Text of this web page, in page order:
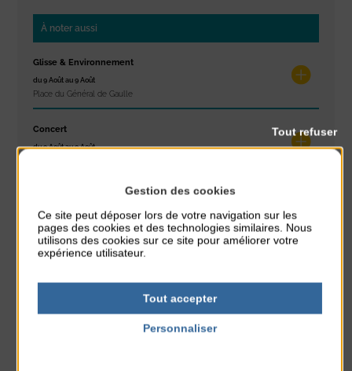
À noter aussi
Glisse & Environnement
du 9 Août au 9 Août
Place du Général de Gaulle
Concert
du 9 Août au 9 Août
Exposition « Itinéraires »
du 10 Août au 16 Août
Petit Office
du 10 Août au 14 Août
Gestion des cookies
Ce site peut déposer lors de votre navigation sur les
pages des cookies et des technologies similaires. Nous
utilisons des cookies sur ce site pour améliorer votre
expérience utilisateur.
Tout accepter
Tout refuser
Personnaliser